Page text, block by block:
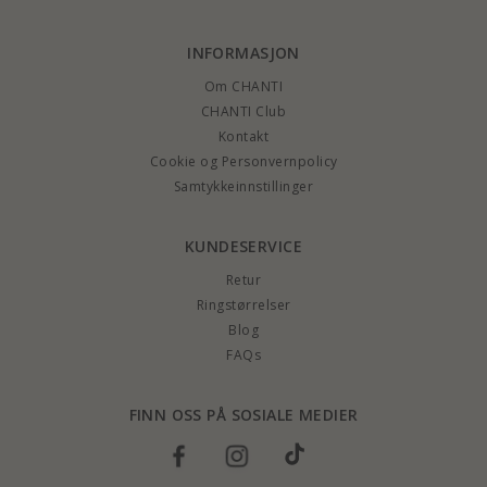
INFORMASJON
Om CHANTI
CHANTI Club
Kontakt
Cookie og Personvernpolicy
Samtykkeinnstillinger
KUNDESERVICE
Retur
Ringstørrelser
Blog
FAQs
FINN OSS PÅ SOSIALE MEDIER